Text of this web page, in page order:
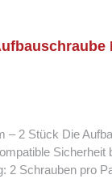
– 2 Stück Die
prothetischen Versorgung.